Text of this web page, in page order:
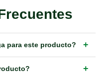
para este producto? +
+